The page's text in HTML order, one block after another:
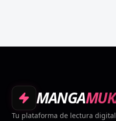
MANGA
Tu plataforma de lectura